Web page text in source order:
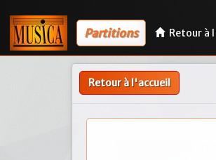
Partitions Retour à
Retour à l'accueil